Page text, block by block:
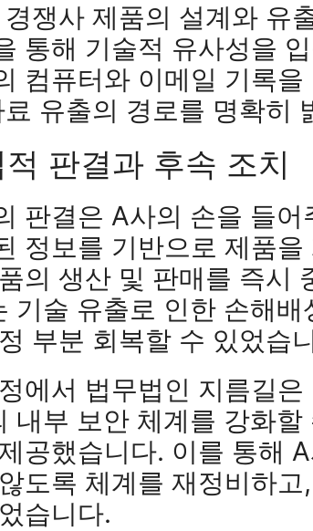
쟁사 제품의 설계와 유
통해 기술적 유사성을
컴퓨터와 이메일 기록
유출의 경로를 명확히
판결과 후속 조치
판결은 A사의 손을 들
정보를 기반으로 제품
의 생산 및 판매를 즉시
기술 유출로 인한 손해
부분 회복할 수 있었습
에서 법무법인 지름길
내부 보안 체계를 강화
공했습니다. 이를 통해
도록 체계를 재정비하
습니다.